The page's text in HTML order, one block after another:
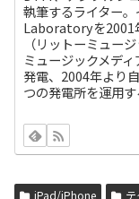
執筆するライター
Laboratoryを2001
（リットーミュー
ミュージックメデ
発電、2004年より
つの発電所を運用す
iPad/iPhone